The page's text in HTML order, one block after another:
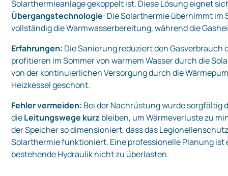
Solarthermieanlage gekoppelt ist. Diese Lösung eignet
Übergangstechnologie: Die Solarthermie übernimmt im
vollständig die Warmwasserbereitung, während die
Erfahrungen: Die Sanierung reduziert den Gasverbrauch
profitieren im Sommer von warmem Wasser durch die
von der kontinuierlichen Versorgung durch die
Heizkessel geschont.
Fehler vermeiden: Bei der Nachrüstung wurde sorgfältig
dieLeitungswege kurz bleiben, um Wärmeverluste zu
der Speicher so dimensioniert, dass das
Solarthermie funktioniert. Eine professionelle Planung ist
bestehende Hydraulik nicht zu überlasten.